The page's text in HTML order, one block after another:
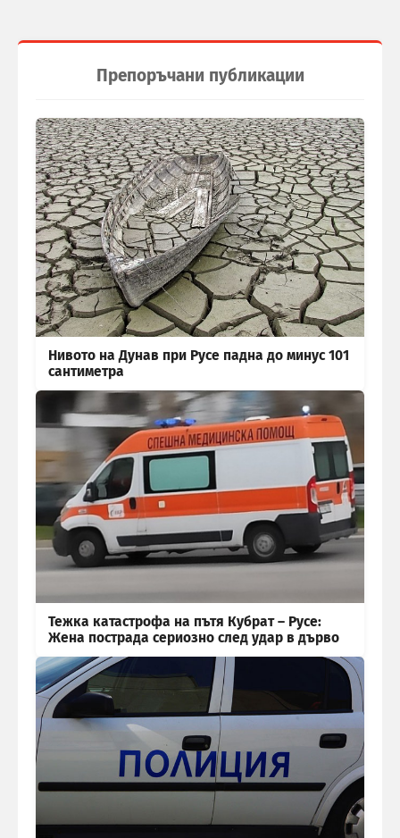
Препоръчани публикации
Нивото на Дунав при Русе падна до минус 101
сантиметра
Тежка катастрофа на пътя Кубрат – Русе:
Жена пострада сериозно след удар в дърво